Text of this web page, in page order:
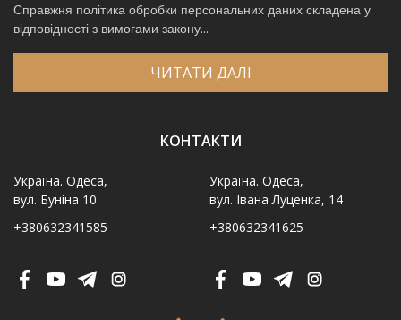
Справжня політика обробки персональних даних складена у
відповідності з вимогами закону...
ЧИТАТИ ДАЛІ
КОНТАКТИ
Україна. Одеса,
вул. Буніна 10
+380632341585
Україна. Одеса,
вул. Івана Луценка, 14
+380632341625